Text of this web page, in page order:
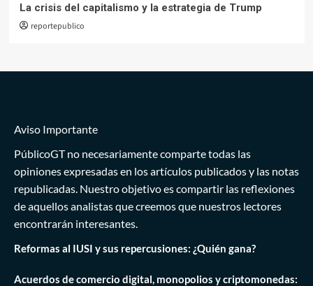
La crisis del capitalismo y la estrategia de Trump
reportepublico
Aviso Importante
PúblicoGT no necesariamente comparte todas las
opiniones expresadas en los artículos publicados y las notas
republicadas. Nuestro objetivo es compartir las reflexiones
de aquellos analistas que creemos que nuestros lectores
encontrarán interesantes.
Reformas al IUSI y sus repercusiones: ¿Quién gana?
Acuerdos de comercio digital, monopolios y criptomonedas: